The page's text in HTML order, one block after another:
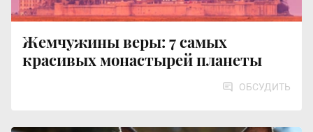
Жемчужины веры: 7 самых
красивых монастырей планеты
ОБСУДИТЬ